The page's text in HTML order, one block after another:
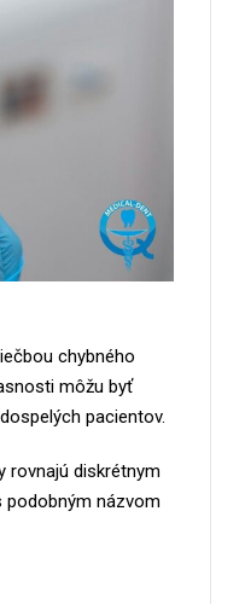
chybného
môžu byť
pacientov.
rovnajú diskrétnym
názvom